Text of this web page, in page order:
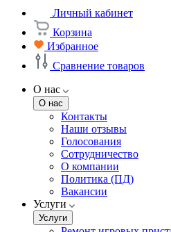
Личный кабинет
Корзина
Избранное
Сравнение товаров
О нас
О нас
Контакты
Наши отзывы
Голосования
Сотрудничество
О компании
Политика (ПД)
Вакансии
Услуги
Услуги